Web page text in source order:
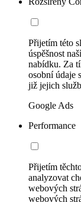
Přijetím této
úspěšnost
nabídku. Za
osobní údaje
již jejich
Google Ads
Performance
Přijetím
analyzovat
webových
webových